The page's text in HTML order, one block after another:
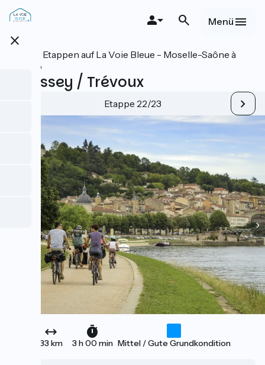
Direkt
zum
close
Menü
Alle Etappen auf La Voie Bleue - Moselle-Saône à
vélo
Thoissey / Trévoux
Etappe 22/23
33 km 3 h 00 min Mittel / Gute Grundkondition